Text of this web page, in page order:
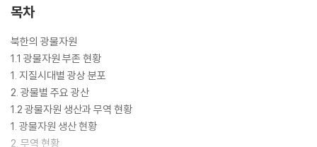
목차
북한의 광물자원
1.1 광물자원 부존 현황
1. 지질시대별 광상 분포
2. 광물별 주요 광산
1.2 광물자원 생산과 무역 현황
1. 광물자원 생산 현황
2. 무역 현황